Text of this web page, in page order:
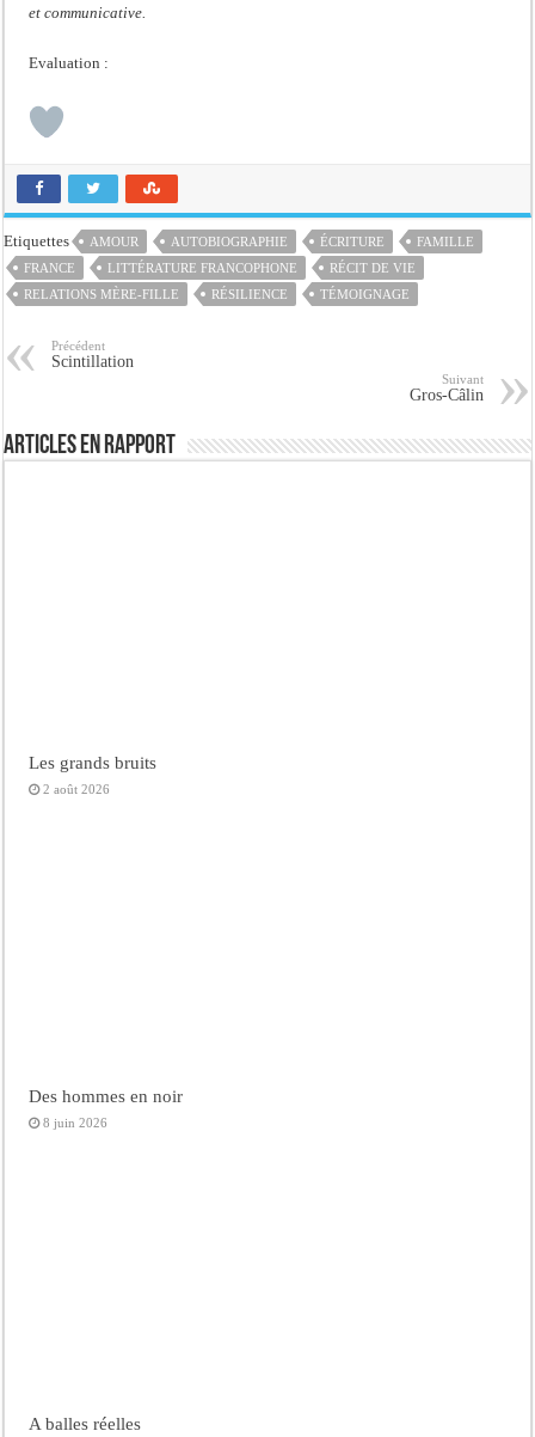
et communicative.
Evaluation :
Etiquettes AMOUR AUTOBIOGRAPHIE ÉCRITURE
FAMILLE
FRANCE
LITTÉRATURE FRANCOPHONE
RÉCIT DE VIE
RELATIONS MÈRE-FILLE
RÉSILIENCE TÉMOIGNAGE
Précédent
Scintillation
Suivant
Gros-Câlin
Articles en rapport
Les grands bruits
2 août 2026
Des hommes en noir
8 juin 2026
A balles réelles